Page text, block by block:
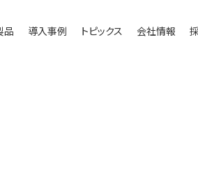
品 導入事例 トピックス 会社情報